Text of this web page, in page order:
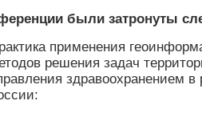
были затронуты
применения
решения задач
здравоохранением в